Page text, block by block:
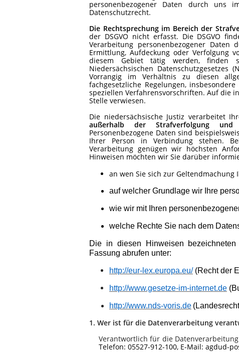
personenbezogener Daten durch uns
Datenschutzrecht.
Die Rechtsprechung im Bereich der
der DSGVO nicht erfasst. Die DSGVO
Verarbeitung personenbezogener
Ermittlung, Aufdeckung oder Verfolgung
diesem Gebiet tätig werden, finden
Niedersächsischen Datenschutzgesetzes
Vorrangig im Verhältnis zu diesen
fachgesetzliche Regelungen,
speziellen Verfahrensvorschriften. Auf die
Stelle verwiesen.
Die niedersächsische Justiz verarbeitet
außerhalb der Strafverfolgung und
Personenbezogene Daten sind
Ihrer Person in Verbindung stehen.
Verarbeitung genügen wir höchsten
Hinweisen möchten wir Sie darüber
an wen Sie sich zur Geltendmachung
auf welcher Grundlage wir Ihre
wie wir mit Ihren
welche Rechte Sie nach dem
Die in diesen Hinweisen
Fassung abrufen unter:
http://eur-lex.europa.eu/ (Recht der
http://www.gesetze-im-internet.de
http://www.nds-voris.de
1. Wer ist für die Datenverarbeitung
Verantwortlich für die
Telefon: 05527-912-100, E-Mail: agdud-